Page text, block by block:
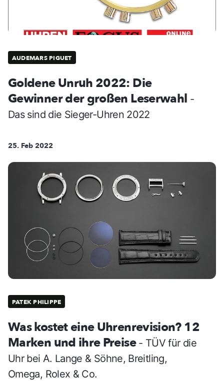
AUDEMARS PIGUET
Goldene Unruh 2022: Die
Gewinner der großen Leserwahl -
Das sind die Sieger-Uhren 2022
25. Feb 2022
PATEK PHILIPPE
Was kostet eine Uhrenrevision? 12
Marken und ihre Preise - TÜV für die
Uhr bei A. Lange & Söhne, Breitling,
Omega, Rolex & Co.